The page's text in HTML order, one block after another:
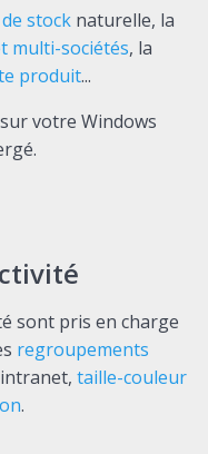
stocknaturelle, la
multi-sociétés, la
produit...
sur votre Windows
sont pris en charge
regroupements
taille-couleur
.